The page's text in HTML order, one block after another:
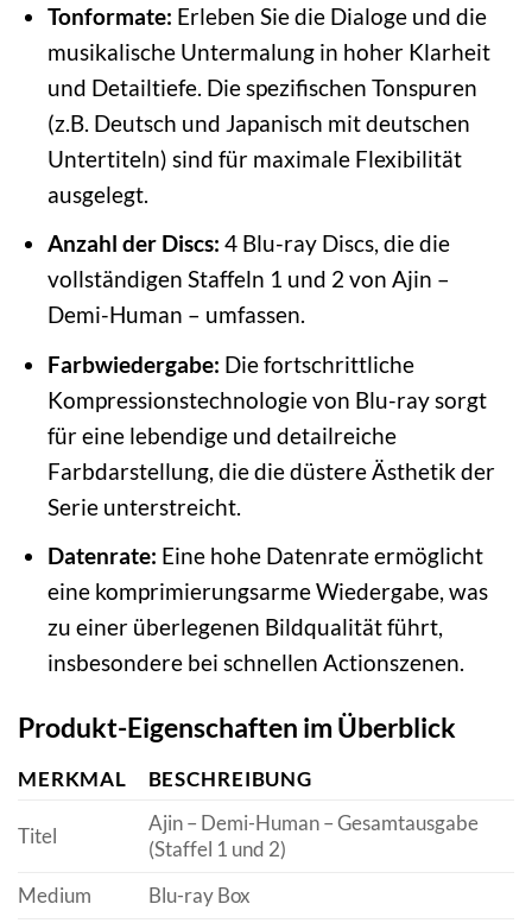
Tonformate: Erleben Sie die Dialoge und die
musikalische Untermalung in hoher Klarheit
und Detailtiefe. Die spezifischen Tonspuren
(z.B. Deutsch und Japanisch mit deutschen
Untertiteln) sind für maximale Flexibilität
ausgelegt.
Anzahl der Discs: 4 Blu-ray Discs, die die
vollständigen Staffeln 1 und 2 von Ajin –
Demi-Human – umfassen.
Farbwiedergabe: Die fortschrittliche
Kompressionstechnologie von Blu-ray sorgt
für eine lebendige und detailreiche
Farbdarstellung, die die düstere Ästhetik der
Serie unterstreicht.
Datenrate: Eine hohe Datenrate ermöglicht
eine komprimierungsarme Wiedergabe, was
zu einer überlegenen Bildqualität führt,
insbesondere bei schnellen Actionszenen.
Produkt-Eigenschaften im Überblick
MERKMAL BESCHREIBUNG
Titel
Ajin – Demi-Human – Gesamtausgabe
(Staffel 1 und 2)
Medium
Blu-ray Box